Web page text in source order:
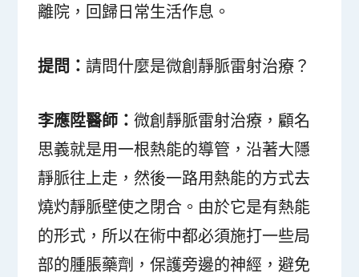
離院，回歸日常生活作息。
提問：請問什麼是微創靜脈雷射治療？
李應陞醫師：微創靜脈雷射治療，顧名
思義就是用一根熱能的導管，沿著大隱
靜脈往上走，然後一路用熱能的方式去
燒灼靜脈壁使之閉合。由於它是有熱能
的形式，所以在術中都必須施打一些局
部的腫脹藥劑，保護旁邊的神經，避免